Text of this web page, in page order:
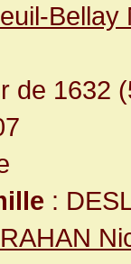
Bellay
de 1632
: